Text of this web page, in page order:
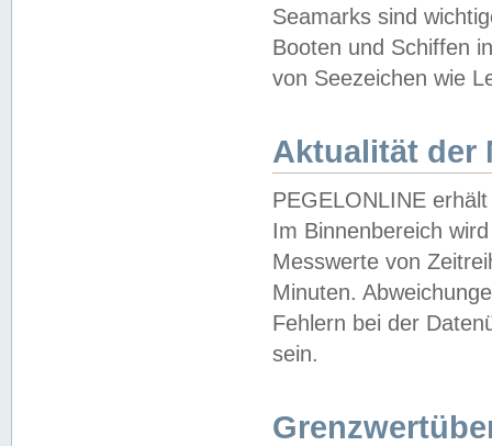
Seamarks sind
Booten und Schiffen
von Seezeichen wie
Aktualität der
PEGELONLINE
Im Binnenbereich
Messwerte von
Minuten.
Fehlern bei der
sein.